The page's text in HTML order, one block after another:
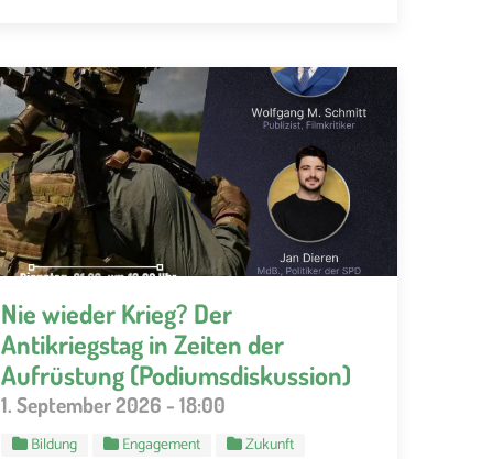
Nie wieder Krieg? Der
Antikriegstag in Zeiten der
Aufrüstung (Podiumsdiskussion)
1. September 2026 - 18:00
Bildung Engagement
Zukunft